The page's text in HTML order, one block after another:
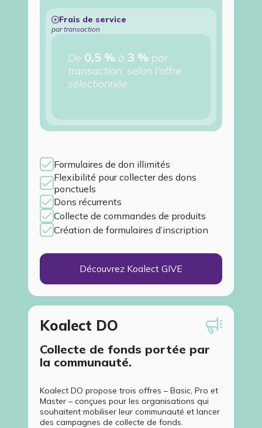
Frais de service
par transaction
De 0,5 % à 3 % par
transaction, selon l’offre
sélectionnée.
Formulaires de don illimités
Flexibilité pour collecter des dons
ponctuels
Dons récurrents
Collecte de commandes de produits
Création de formulaires d’inscription
Découvrez Koalect GIVE
Koalect DO
Collecte de fonds portée par
la communauté.
Koalect DO propose trois offres – Basic, Pro et
Master – conçues pour les organisations qui
souhaitent mobiliser leur communauté et lancer
des campagnes de collecte de fonds.